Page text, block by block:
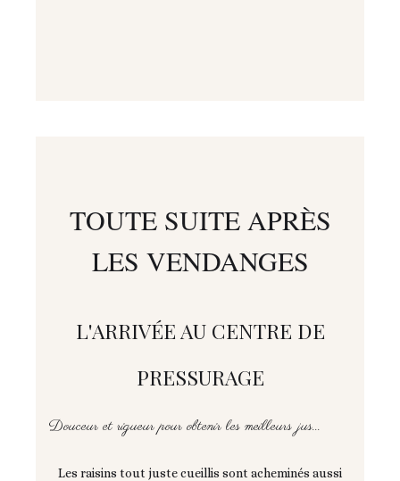
TOUTE SUITE APRÈS
LES VENDANGES
L'ARRIVÉE AU CENTRE DE
PRESSURAGE
Douceur et rigueur pour obtenir les meilleurs jus...
Les raisins tout juste cueillis sont acheminés aussi